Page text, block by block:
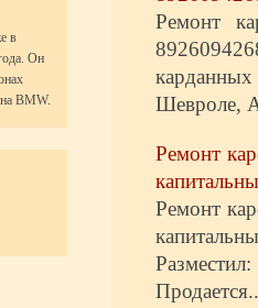
в
Он
BMW.
Ремонт
Шевроле,
Ремонт
Ремонт